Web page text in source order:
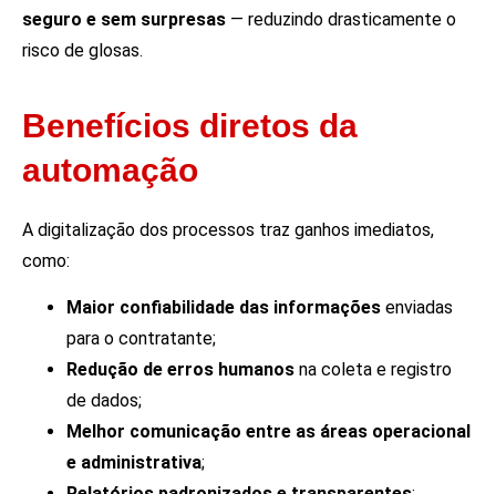
seguro e sem surpresas — reduzindo drasticamente o
risco de glosas.
Benefícios diretos da
automação
A digitalização dos processos traz ganhos imediatos,
como:
Maior confiabilidade das informações enviadas
para o contratante;
Redução de erros humanos na coleta e registro
de dados;
Melhor comunicação entre as áreas operacional
e administrativa;